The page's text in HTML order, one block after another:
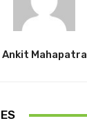
Ankit Mahapatra